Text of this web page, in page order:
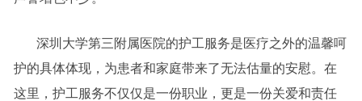
深圳大学第三附属医院的护工服务是医疗之外的温馨呵
护的具体体现，为患者和家庭带来了无法估量的安慰。在
这里，护工服务不仅仅是一份职业，更是一份关爱和责任